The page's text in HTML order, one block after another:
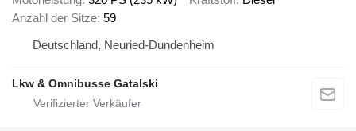
Anzahl der Sitze 59
Deutschland, Neuried-Dundenheim
Lkw & Omnibusse Gatalski